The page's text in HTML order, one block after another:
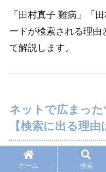
「田村真子 難病」「
ードが検索される理由
て解説します。
ネットで広まっ
【検索に出る理由
「田村真子＝難病」
ホーム 検索